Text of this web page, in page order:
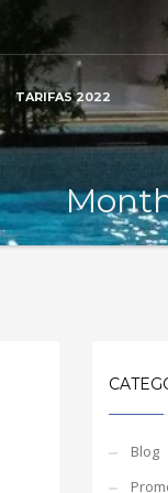
TARIFAS 2022
Blog